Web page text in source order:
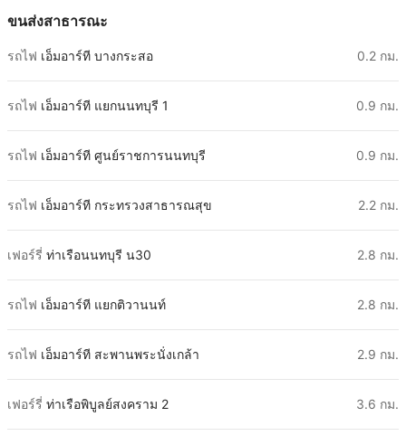
ขนส่งสาธารณะ
รถไฟ เอ็มอาร์ที บางกระสอ 0.2 กม.
รถไฟ เอ็มอาร์ที แยกนนทบุรี 1 0.9 กม.
รถไฟ เอ็มอาร์ที ศูนย์ราชการนนทบุรี 0.9 กม.
รถไฟ เอ็มอาร์ที กระทรวงสาธารณสุข 2.2 กม.
เฟอร์รี่ ท่าเรือนนทบุรี น30 2.8 กม.
รถไฟ เอ็มอาร์ที แยกติวานนท์ 2.8 กม.
รถไฟ เอ็มอาร์ที สะพานพระนั่งเกล้า 2.9 กม.
เฟอร์รี่ ท่าเรือพิบูลย์สงคราม 2 3.6 กม.